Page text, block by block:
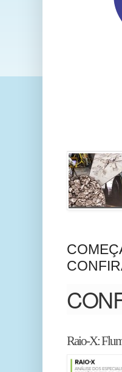
Raio-X: